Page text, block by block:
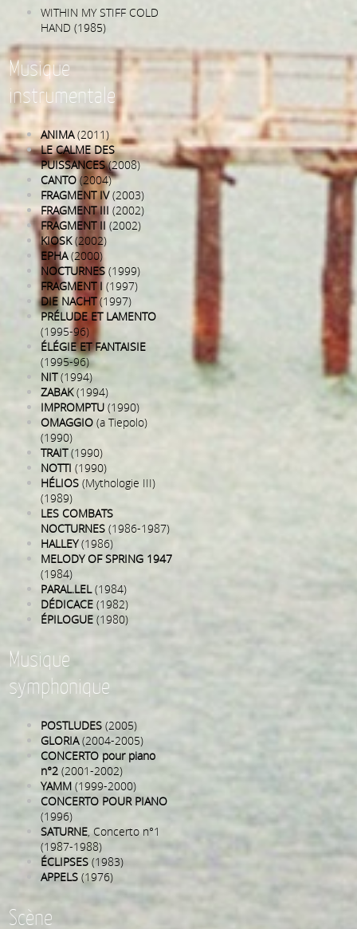
WITHIN MY STIFF COLD
HAND (1985)
Musique
instrumentale
ANIMA(2011)
LE CALME DES
PUISSANCES(2008)
CANTO(2004)
FRAGMENT IV(2003)
FRAGMENT III (2002)
FRAGMENT II (2002)
KIOSK(2002)
EPHA(2000)
NOCTURNES (1999)
FRAGMENT I (1997)
DIE NACHT(1997)
PRÉLUDE ET LAMENTO
(1995-96)
ÉLÉGIE ET FANTAISIE
(1995-96)
NIT(1994)
ZABAK(1994)
IMPROMPTU (1990)
OMAGGIO (a Tiepolo)
(1990)
TRAIT(1990)
NOTTI (1990)
HÉLIOS (Mythologie III)
(1989)
LES COMBATS
NOCTURNES (1986-1987)
HALLEY(1986)
MELODY OF SPRING 1947
(1984)
PARAL.LEL(1984)
DÉDICACE (1982)
ÉPILOGUE (1980)
Musique
symphonique
POSTLUDES (2005)
GLORIA(2004-2005)
CONCERTO pour piano
n°2 (2001-2002)
YAMM (1999-2000)
CONCERTO POUR PIANO
(1996)
SATURNE, Concerto n°1
(1987-1988)
ÉCLIPSES (1983)
APPELS (1976)
Scène